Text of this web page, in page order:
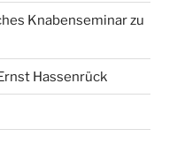
Knabenseminar zu
Hassenrück